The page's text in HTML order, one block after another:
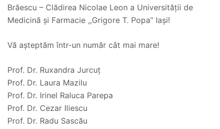
Brăescu – Clădirea Nicolae Leon a Universității de
Medicină și Farmacie ,,Grigore T. Popa’’ Iași!
Vă așteptăm într-un număr cât mai mare!
Prof. Dr. Ruxandra Jurcuţ
Prof. Dr. Laura Mazilu
Prof. Dr. Irinel Raluca Parepa
Prof. Dr. Cezar Iliescu
Prof. Dr. Radu Sascău